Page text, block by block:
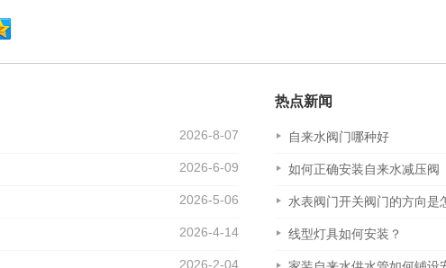
2026-8-07
2026-6-09
2026-5-06
2026-4-14
2026-2-04
热点新闻
自来水阀门哪种好
如何正确安装自来水减压阀
水表阀门开关阀门的方向是
线型灯具如何安装？